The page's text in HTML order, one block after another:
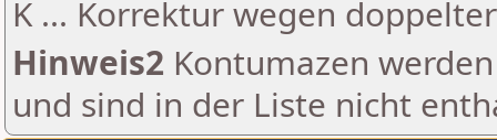
K ... Korrektur wegen
Hinweis2 Kontumazen
und sind in der Liste nicht